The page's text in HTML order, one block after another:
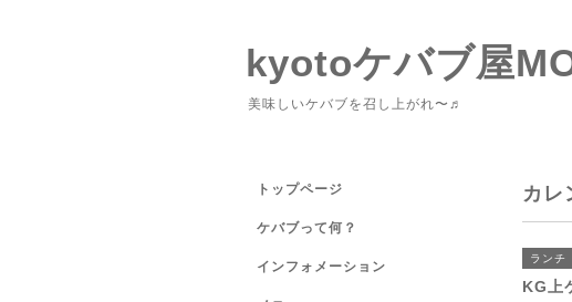
kyotoケバブ屋
美味しいケバブを召し上がれ〜♬
カレ
ランチ
KG上
トップページ
ケバブって何？
インフォメーション